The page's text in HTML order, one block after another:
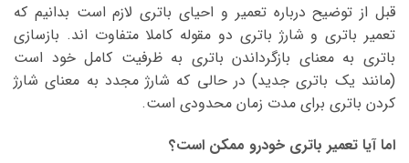
قبل از توضیح درباره تعمیر و احیای باتری لازم است بدانیم که
تعمیر باتری و شارژ باتری دو مقوله کاملا متفاوت اند. بازسازی
باتری به معنای بازگرداندن باتری به ظرفیت کامل خود است
(مانند یک باتری جدید) در حالی که شارژ مجدد به معنای شارژ
کردن باتری برای مدت زمان محدودی است.
اما آیا تعمیر باتری خودرو ممکن است؟